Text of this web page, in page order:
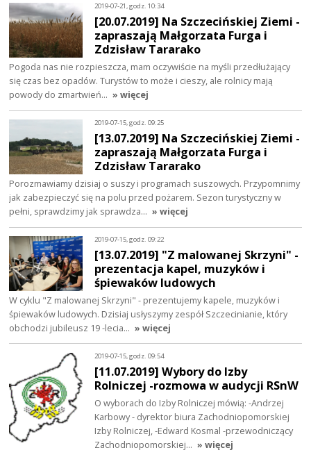
2019-07-21, godz. 10:34
[20.07.2019] Na Szczecińskiej Ziemi -
zapraszają Małgorzata Furga i
Zdzisław Tararako
Pogoda nas nie rozpieszcza, mam oczywiście na myśli przedłużający
się czas bez opadów. Turystów to może i cieszy, ale rolnicy mają
powody do zmartwień… » więcej
2019-07-15, godz. 09:25
[13.07.2019] Na Szczecińskiej Ziemi -
zapraszają Małgorzata Furga i
Zdzisław Tararako
Porozmawiamy dzisiaj o suszy i programach suszowych. Przypomnimy
jak zabezpieczyć się na polu przed pożarem. Sezon turystyczny w
pełni, sprawdzimy jak sprawdza… » więcej
2019-07-15, godz. 09:22
[13.07.2019] "Z malowanej Skrzyni" -
prezentacja kapel, muzyków i
śpiewaków ludowych
W cyklu "Z malowanej Skrzyni" - prezentujemy kapele, muzyków i
śpiewaków ludowych. Dzisiaj usłyszymy zespół Szczecinianie, który
obchodzi jubileusz 19 -lecia… » więcej
2019-07-15, godz. 09:54
[11.07.2019] Wybory do Izby
Rolniczej -rozmowa w audycji RSnW
O wyborach do Izby Rolniczej mówią: -Andrzej
Karbowy - dyrektor biura Zachodniopomorskiej
Izby Rolniczej, -Edward Kosmal -przewodniczący
Zachodniopomorskiej… » więcej